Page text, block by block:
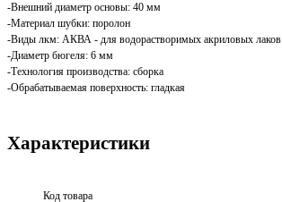
-Внешний диаметр основы: 40 мм
-Материал шубки: поролон
-Виды лкм: АКВА - для водорастворимых акриловых лаков
-Диаметр бюгеля: 6 мм
-Технология производства: сборка
-Обрабатываемая поверхность: гладкая
Характеристики
Код товара